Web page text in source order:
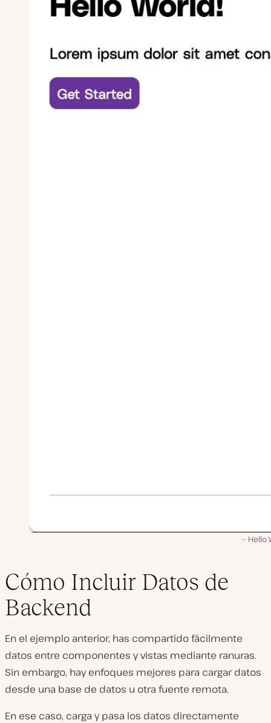
Hello
Cómo Incluir Datos de
Backend
En el ejemplo anterior, has compartido fácilmente
datos entre componentes y vistas mediante ranuras.
Sin embargo, hay enfoques mejores para cargar datos
desde una base de datos u otra fuente remota.
En ese caso, carga y pasa los datos directamente